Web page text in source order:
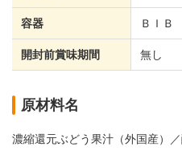
容器 ＢＩＢ
開封前賞味期間 無し
原材料名
濃縮還元ぶどう果汁（外国産）